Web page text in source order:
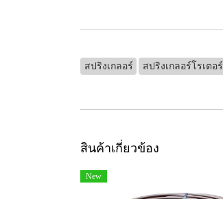
สปริงเกลอร์ สปริงเกลอร์โรเตอร์
สินค้าเกี่ยวข้อง
New